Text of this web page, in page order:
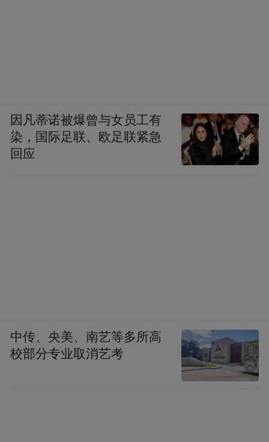
因凡蒂诺被爆曾与女员工有
染，国际足联、欧足联紧急
回应
中传、央美、南艺等多所高
校部分专业取消艺考